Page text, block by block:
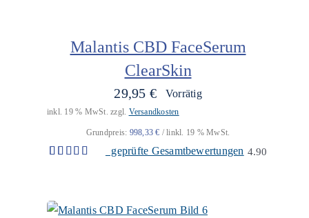
Malantis CBD FaceSerum
ClearSkin
29,95€ Vorrätig
inkl. 19 % MwSt. zzgl. Versandkosten
Grundpreis: 998,33€ /linkl. 19 % MwSt.
basierend
auf
geprüfte Gesamtbewertungen 4.90